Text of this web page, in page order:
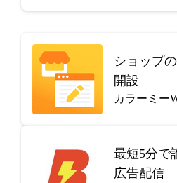
ショップ
開設
カラーミー
最短5分で
広告配信